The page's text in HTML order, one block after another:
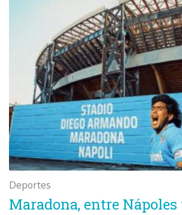
Deportes
Maradona, entre Nápoles